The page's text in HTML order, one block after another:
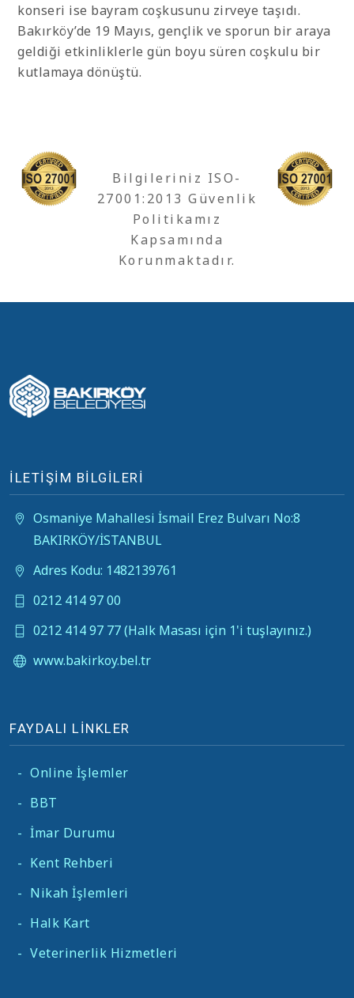
konseri ise bayram coşkusunu zirveye taşıdı.
Bakırköy’de 19 Mayıs, gençlik ve sporun bir araya
geldiği etkinliklerle gün boyu süren coşkulu bir
kutlamaya dönüştü.
Bilgileriniz ISO-
27001:2013 Güvenlik
Politikamız
Kapsamında
Korunmaktadır.
İLETİŞİM BİLGİLERİ
Osmaniye Mahallesi İsmail Erez Bulvarı No:8
BAKIRKÖY/İSTANBUL
Adres Kodu: 1482139761
0212 414 97 00
0212 414 97 77 (Halk Masası için 1'i tuşlayınız.)
www.bakirkoy.bel.tr
FAYDALI LİNKLER
- Online İşlemler
- BBT
- İmar Durumu
- Kent Rehberi
- Nikah İşlemleri
- Halk Kart
- Veterinerlik Hizmetleri